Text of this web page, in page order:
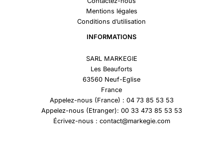
Mentions légales
Conditions d’utilisation
INFORMATIONS
SARL MARKEGIE
Les Beauforts
63560 Neuf-Eglise
France
Appelez-nous (France) : 04 73 85 53 53
Appelez-nous (Etranger): 00 33 473 85 53 53
Écrivez-nous : contact@markegie.com